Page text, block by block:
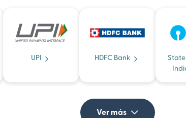
UPI HDFC Bank
Ver más